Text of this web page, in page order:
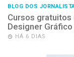
BLOG DOS
Cursos
Designer
HÁ 6 DIAS